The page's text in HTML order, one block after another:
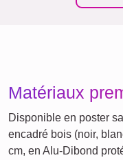
Matériaux
Disponible en poster
encadré bois (noir,
cm, en Alu-Dibond